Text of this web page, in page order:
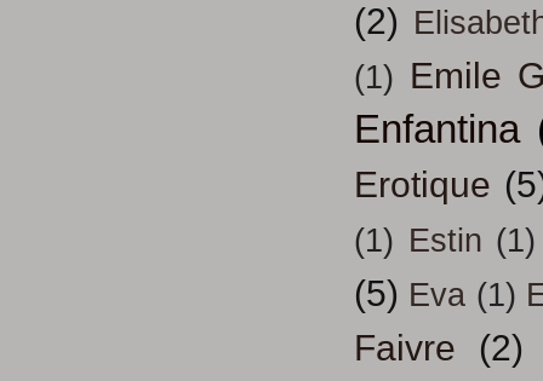
(2)
(1) Emile
Enfantina
Erotique
(1) Estin (1)
(5) Eva (1)
Faivre
(2)